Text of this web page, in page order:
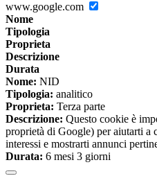
www.google.com
Nome
Tipologia
Proprieta
Descrizione
Durata
Nome: NID
Tipologia: analitico
Proprieta: Terza parte
Descrizione: Questo cookie è
proprietà di Google) per aiutarti a
interessi e mostrarti annunci
Durata: 6 mesi 3 giorni